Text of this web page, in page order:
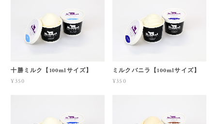
十勝ミルク【100mlサイズ】
¥350
ミルクバニラ【100mlサイズ】
¥350